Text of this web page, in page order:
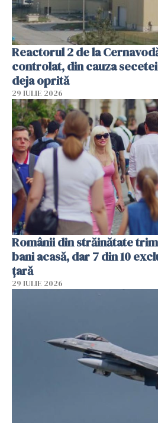
Reactorul 2 de la
controlat, din cauza
deja oprită
29 IULIE 2026
Românii din străinătate
bani acasă, dar 7 din 10
țară
29 IULIE 2026